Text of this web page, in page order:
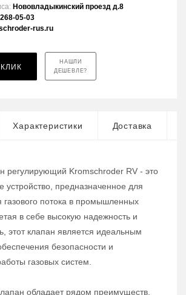
Нововладыкинский проезд д.8
05-03
rus.ru
НАШЛИ
ДЕШЕВЛЕ?
Характеристики Доставка
регулирующий Kromschroder RV - это
устройство, предназначенное для
газового потока в промышленных
в себе высокую надежность и
этот клапан является идеальным
безопасности и
газовых систем.
обладает рядом преимуществ,